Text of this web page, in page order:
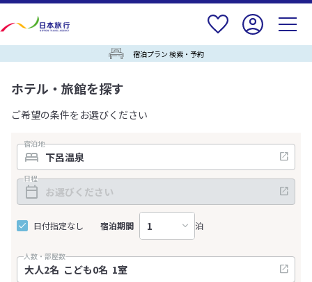
宿泊プラン 検索・予約
ホテル・旅館を探す
ご希望の条件をお選びください
宿泊地
日程
日付指定なし 宿泊期間 泊
人数・部屋数